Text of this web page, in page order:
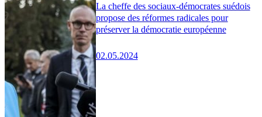
La cheffe des sociaux-démocrates suédois
propose des réformes radicales pour
préserver la démocratie européenne
02.05.2024